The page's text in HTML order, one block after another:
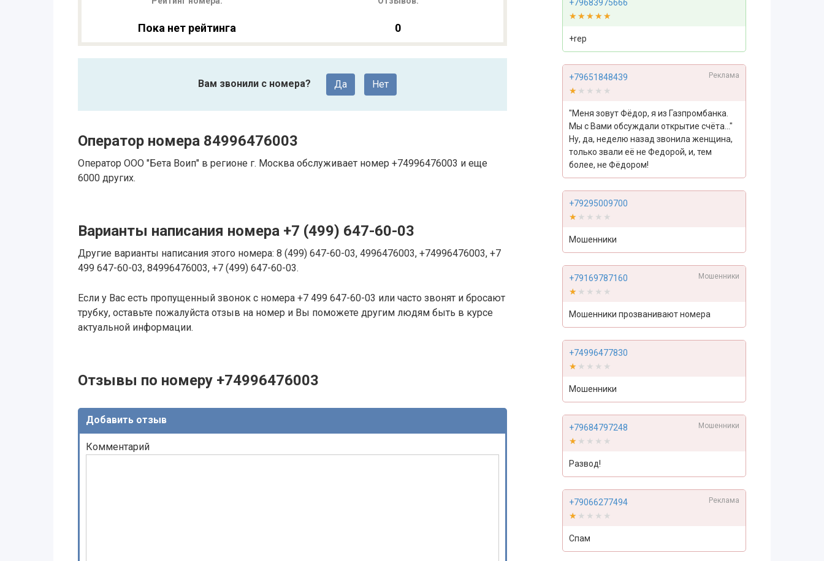
Пока нет рейтинга 0
Вам звонили с номера? Да Нет
Оператор номера 84996476003
Оператор ООО "Бета Воип" в регионе г. Москва обслуживает номер +74996476003 и еще
6000 других.
Варианты написания номера +7 (499) 647-60-03
Другие варианты написания этого номера: 8 (499) 647-60-03, 4996476003, +74996476003, +7
499 647-60-03, 84996476003, +7 (499) 647-60-03.
Если у Вас есть пропущенный звонок с номера +7 499 647-60-03 или часто звонят и бросают
трубку, оставьте пожалуйста отзыв на номер и Вы поможете другим людям быть в курсе
актуальной информации.
Отзывы по номеру +74996476003
Добавить отзыв
Комментарий
+79683975666
★★★★★
★★★★★
+rep
+79651848439 Реклама
★★★★★
★★★★★
"Меня зовут Фёдор, я из Газпромбанка.
Мы с Вами обсуждали открытие счёта..."
Ну, да, неделю назад звонила женщина,
только звали её не Федорой, и, тем
более, не Фёдором!
+79295009700
★★★★★
★★★★★
Мошенники
+79169787160 Мошенники
★★★★★
★★★★★
Мошенники прозванивают номера
+74996477830
★★★★★
★★★★★
Мошенники
+79684797248 Мошенники
★★★★★
★★★★★
Развод!
+79066277494 Реклама
★★★★★
★★★★★
Спам